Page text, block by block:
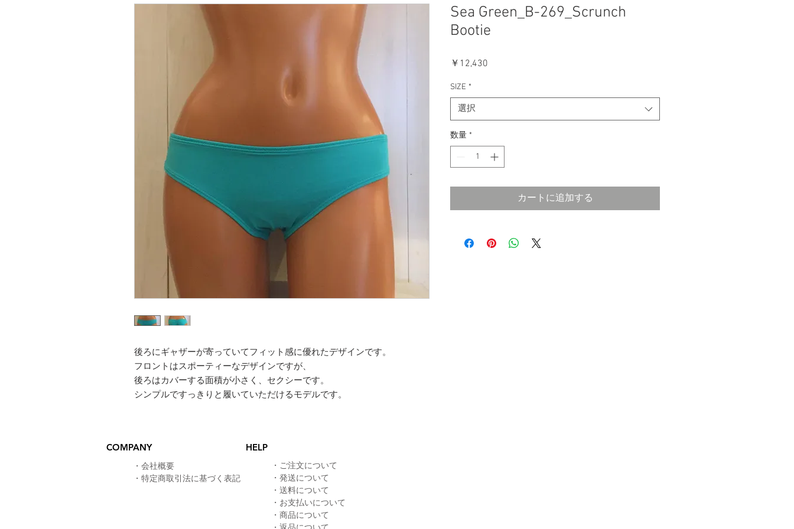
後ろにギャザーが寄っていてフィット感に優れたデザインです。
フロントはスポーティーなデザインですが、
後ろはカバーする面積が小さく、セクシーです。
​シンプルですっきりと履いていただけるモデルです。
Sea Green_B-269_Scrunch
Bootie
￥12,430
SIZE *
選択
数量 *
カートに追加する
COMPANY HELP
​・ 会社概要
・ 特定商取引法に基づく表記
・ ご注文について
・ 発送について
​・ 送料について
・ お支払いについて
・ 商品について